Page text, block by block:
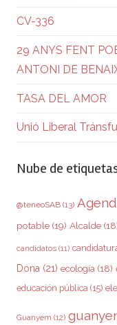
CV-336
29 ANYS FENT
ANTONI DE
TASA DEL AMOR
Unió Liberal
Nube de
@teneoSAB (13)
potable (19) Alcalde
candidatos (11)
Dona (21) ecología (18)
educación pública (15)
Guanyem (12)